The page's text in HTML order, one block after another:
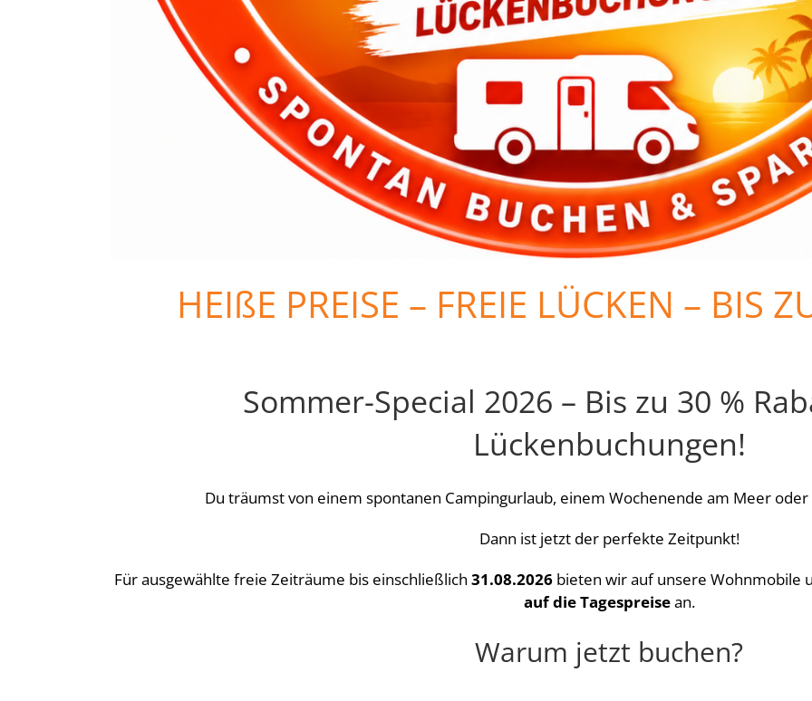
HEIßE PREISE – FREIE LÜCKEN – BIS
Sommer-Special 2026 – Bis zu 30 %
Lückenbuchungen!
Du träumst von einem spontanen Campingurlaub, einem Wochenende am Meer
Dann ist jetzt der perfekte Zeitpunkt!
Für ausgewählte freie Zeiträume bis einschließlich 31.08.2026bieten wir auf unsere Wohnmobile
auf die Tagespreisean.
Warum jetzt buchen?